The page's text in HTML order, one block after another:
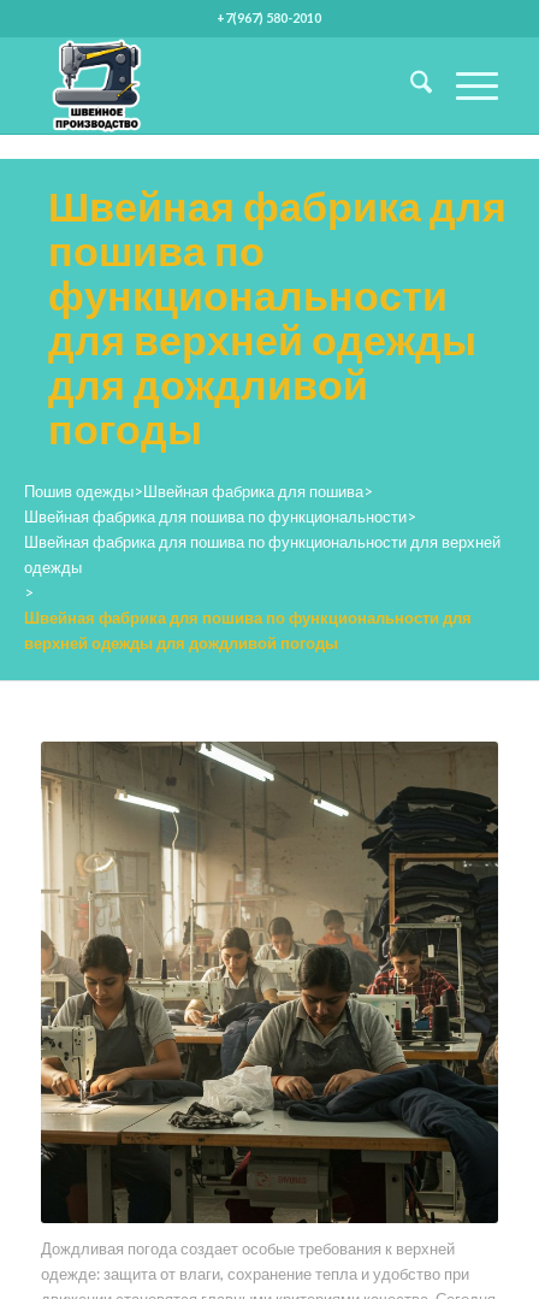
+7(967) 580-2010
Швейная фабрика для
пошива по
функциональности
для верхней одежды
для дождливой
погоды
Пошив одежды>Швейная фабрика для пошива>
Швейная фабрика для пошива по функциональности>
Швейная фабрика для пошива по функциональности для верхней
одежды
>
Швейная фабрика для пошива по функциональности для
верхней одежды для дождливой погоды
Дождливая погода создает особые требования к верхней
одежде: защита от влаги, сохранение тепла и удобство при